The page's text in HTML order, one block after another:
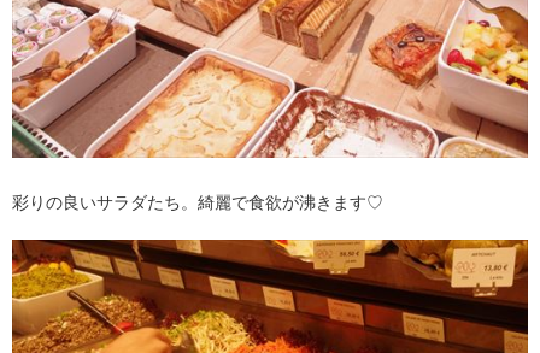
彩りの良いサラダたち。綺麗で食欲が沸きます♡